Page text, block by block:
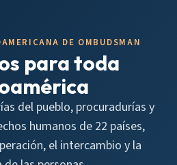
DE OMBUDSMAN
para toda
del pueblo, procuradurías y
humanos de 22 países,
el intercambio y la